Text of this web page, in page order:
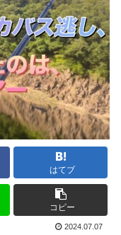
はてブ
コピー
2024.07.07